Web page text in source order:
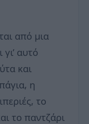
από μια
αυτό
και
η
το
το παντζάρι